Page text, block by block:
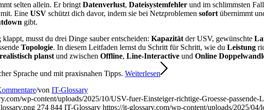
selten allein. Er bringt Datenverlust, Dateisystemfehler und im schlimmsten Fall
mit. Eine USV schützt dich davor, indem sie bei Netzproblemen sofort übernimmt
gibt.
musst du drei Dinge sauber entscheiden: Kapazität der USV, gewünschte
Topologie. In diesem Leitfaden lernst du Schritt für Schritt, wie du Leistung
planst und zwischen Offline, Line-Interactive und Online
Sprache und mit praxisnahen Tipps. Weiterlesen
/von IT-Glossary
wp-content/uploads/2025/10/USV-fuer-Einsteiger-richtige-Groesse-passende-
274 844 IT-Glossary https://it-glossary.com/wp-content/uploads/2025/04/